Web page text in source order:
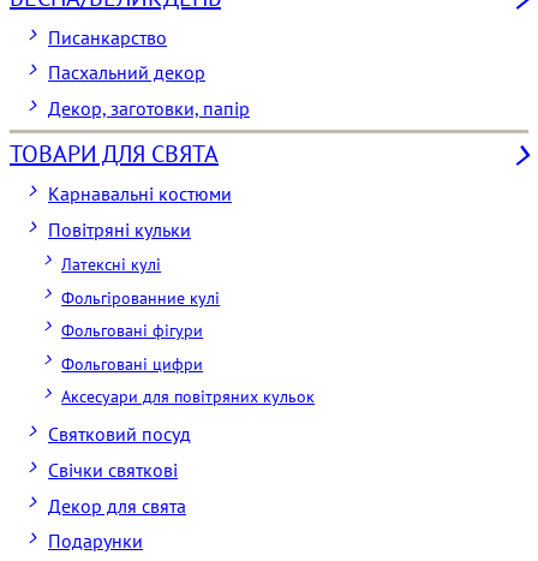
Писанкарство
Пасхальний декор
Декор, заготовки, папір
ТОВАРИ ДЛЯ СВЯТА
Карнавальні костюми
Повітряні кульки
Латексні кулі
Фольгірованние кулі
Фольговані фігури
Фольговані цифри
Аксесуари для повітряних кульок
Святковий посуд
Свічки святкові
Декор для свята
Подарунки